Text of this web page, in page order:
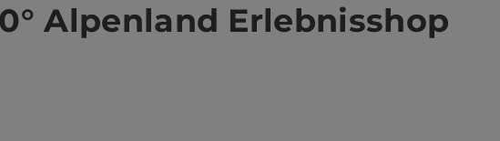
Alpenland Erlebnisshop